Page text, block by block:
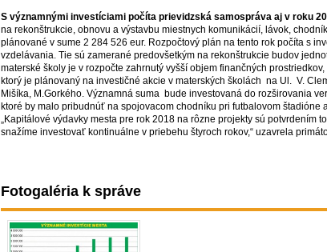
S významnými investíciami počíta prievidzská samospráva aj v roku
na rekonštrukcie, obnovu a výstavbu miestnych komunikácií, lávok,
plánované v sume 2 284 526 eur. Rozpočtový plán na tento rok počíta s
vzdelávania. Tie sú zamerané predovšetkým na rekonštrukcie budov
materské školy je v rozpočte zahrnutý vyšší objem finančných
ktorý je plánovaný na investičné akcie v materských školách na Ul. V.
Mišíka, M.Gorkého. Významná suma bude investovaná do rozširovania
ktoré by malo pribudnúť na spojovacom chodníku pri futbalovom štadióne
„Kapitálové výdavky mesta pre rok 2018 na rôzne projekty sú potvrdením
snažíme investovať kontinuálne v priebehu štyroch rokov,“ uzavrela
Fotogaléria k správe